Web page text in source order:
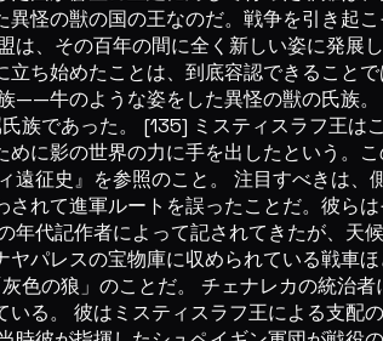
怪の獣の国の王なのだ。戦争を引き起
、その百年の間に全く新しい姿に発展
ち始めたことは、到底容認できること
——牛のような姿をした異怪の獣の氏
であった。 [135] ミスティスラフ王は
に影の世界の力に手を出したという。
征史』を参照のこと。 注目すべきは
れて進軍ルートを誤ったことだ。彼ら
代記作者によって記されてきたが、
パレスの宝物庫に収められている戦車
の狼」のことだ。 チェナレカの統治
る。 彼はミスティスラフ王による支